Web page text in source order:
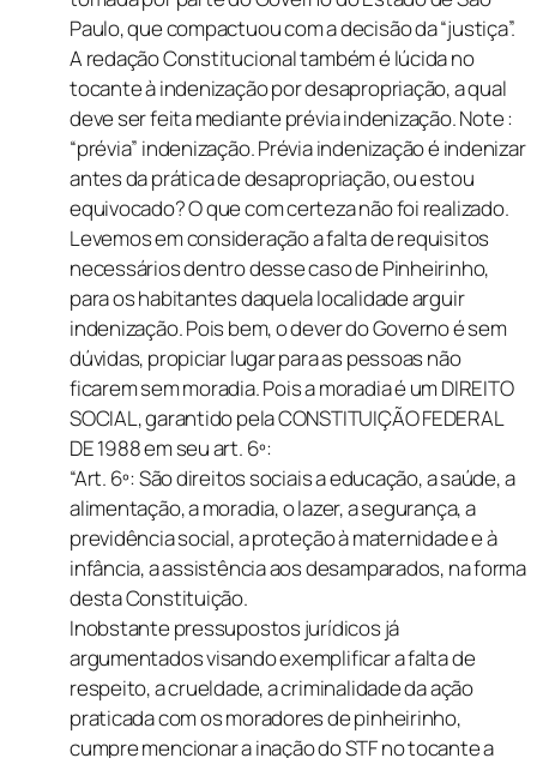
Paulo, que compactuou com a decisão da “justiça”.
A redação Constitucional também é lúcida no
tocante à indenização por desapropriação, a qual
deve ser feita mediante prévia indenização. Note :
“prévia” indenização. Prévia indenização é indenizar
antes da prática de desapropriação, ou estou
equivocado? O que com certeza não foi realizado.
Levemos em consideração a falta de requisitos
necessários dentro desse caso de Pinheirinho,
para os habitantes daquela localidade arguir
indenização. Pois bem, o dever do Governo é sem
dúvidas, propiciar lugar para as pessoas não
ficarem sem moradia. Pois a moradia é um DIREITO
SOCIAL, garantido pela CONSTITUIÇÃO FEDERAL
DE 1988 em seu art. 6º:
“Art. 6º: São direitos sociais a educação, a saúde, a
alimentação, a moradia, o lazer, a segurança, a
previdência social, a proteção à maternidade e à
infância, a assistência aos desamparados, na forma
desta Constituição.
Inobstante pressupostos jurídicos já
argumentados visando exemplificar a falta de
respeito, a crueldade, a criminalidade da ação
praticada com os moradores de pinheirinho,
cumpre mencionar a inação do STF no tocante a